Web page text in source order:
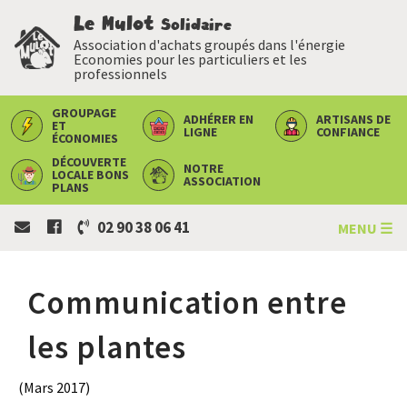
Le Mulot Solidaire
Association d'achats groupés dans l'énergie
Economies pour les particuliers et les
professionnels
GROUPAGE
ET
ÉCONOMIES
ADHÉRER EN
LIGNE
ARTISANS DE
CONFIANCE
DÉCOUVERTE
LOCALE BONS
PLANS
NOTRE
ASSOCIATION
02 90 38 06 41 MENU ☰
Communication entre
les plantes
(Mars 2017)